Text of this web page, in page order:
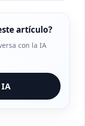
artículo?
con la IA